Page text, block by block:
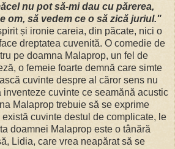
nu pot să-mi dau cu părerea,
om, să vedem ce o să zică juriul."
și ironie careia, din păcate, nici o
dreptatea cuvenită. O comedie de
pe doamna Malaprop, un fel de
o femeie foarte demnă care simte
cuvinte despre al căror sens nu
inventeze cuvinte ce seamănă acustic
Malaprop trebuie să se exprime
cuvinte destul de complicate, le
doamnei Malaprop este o tânără
Lidia, care vrea neapărat să se